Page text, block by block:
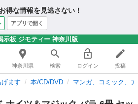
得な情報を見逃さない！
アプリで開く
示板 ジモティー 神奈川版
神奈川県 検索 ログイン 投稿
ます 本/CD/DVD マンガ、コミック、